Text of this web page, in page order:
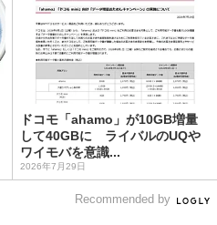
ドコモ「ahamo」が10GB増量
して40GBに ライバルのUQや
ワイモバを意識...
2026年7月29日
Recommended by